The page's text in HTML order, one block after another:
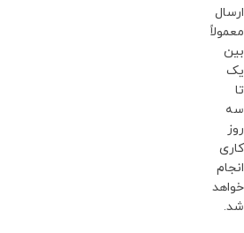
ارسال
معمولاً
بین
یک
تا
سه
روز
کاری
انجام
خواهد
شد.